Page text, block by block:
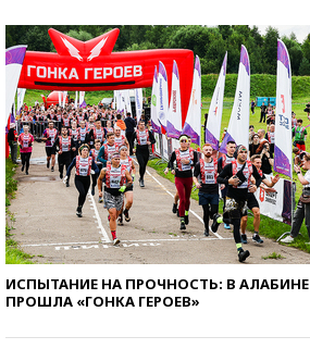
ИСПЫТАНИЕ НА ПРОЧНОСТЬ: В АЛАБИНЕ
ПРОШЛА «ГОНКА ГЕРОЕВ»